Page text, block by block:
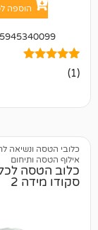
לחתול|כלוב